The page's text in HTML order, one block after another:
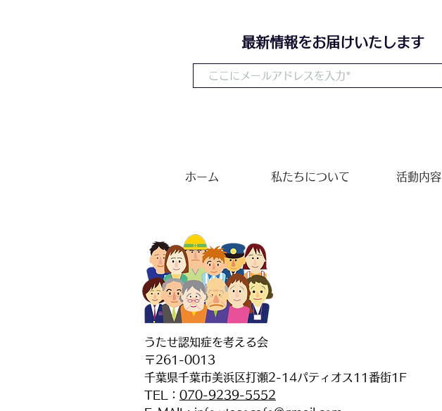
​最新情報をお届けいたします
ホーム 私たちについて 活動内容
うたせ認知症を考える会
〒261-0013
千葉県千葉市美浜区打瀬2-14パティオス11番街1F
TEL： 070-9239-5552